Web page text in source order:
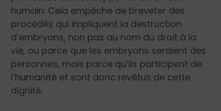
humain. Cela empêche de breveter des
procédés qui impliquent la destruction
d’embryons, non pas au nom du droit à la
vie, ou parce que les embryons seraient des
personnes, mais parce qu’ils participent de
l’humanité et sont donc revêtus de cette
dignité.